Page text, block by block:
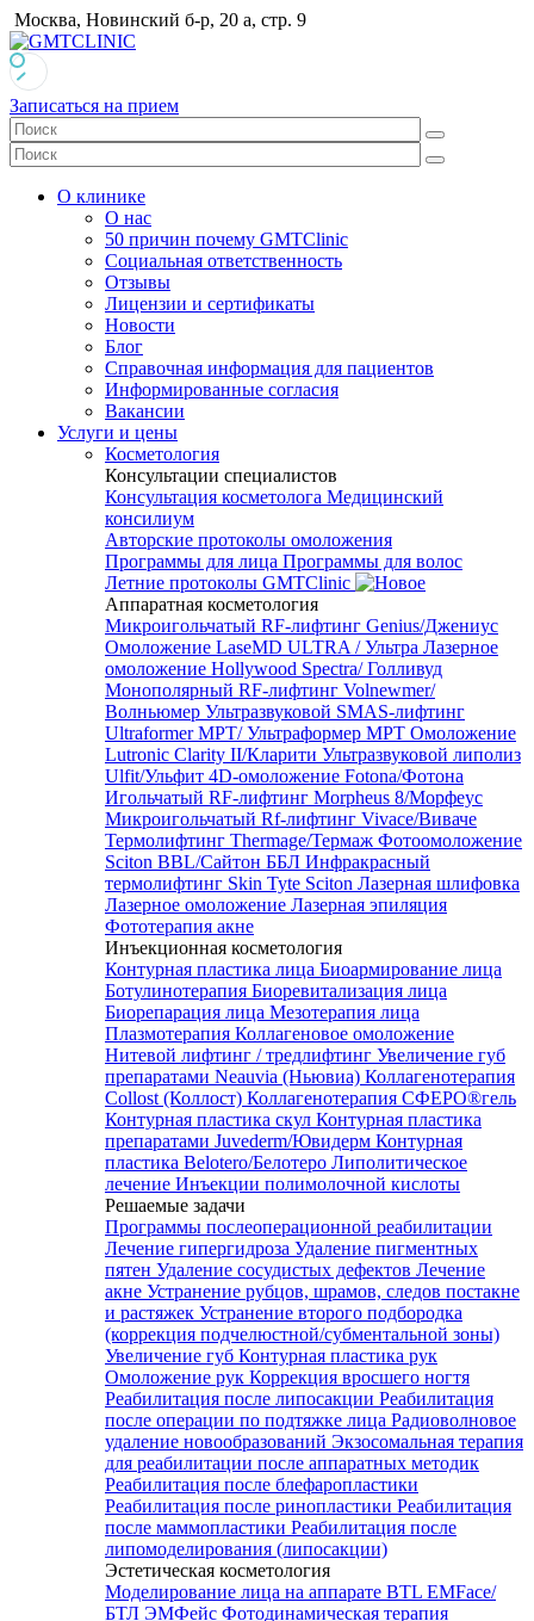
Москва, Новинский б-р, 20 а, стр. 9
Записаться на прием
О клинике
О нас
50 причин почему GMTClinic
Социальная ответственность
Отзывы
Лицензии и сертификаты
Новости
Блог
Справочная информация для пациентов
Информированные согласия
Вакансии
Услуги и цены
Косметология
Консультации специалистов
Консультация косметолога Медицинский
консилиум
Авторские протоколы омоложения
Программы для лица Программы для волос
Летние протоколы GMTClinic
Аппаратная косметология
Микроигольчатый RF-лифтинг Genius/Джениус
Омоложение LaseMD ULTRA / Ультра Лазерное
омоложение Hollywood Spectra/ Голливуд
Монополярный RF-лифтинг Volnewmer/
Волньюмер Ультразвуковой SMAS-лифтинг
Ultraformer MPT/ Ультраформер MPT Омоложение
Lutronic Clarity II/Кларити Ультразвуковой липолиз
Ulfit/Ульфит 4D-омоложение Fotona/Фотона
Игольчатый RF-лифтинг Morpheus 8/Морфеус
Микроигольчатый Rf-лифтинг Vivace/Виваче
Термолифтинг Thermage/Термаж Фотоомоложение
Sciton BBL/Сайтон ББЛ Инфракрасный
термолифтинг Skin Tyte Sciton Лазерная шлифовка
Лазерное омоложение Лазерная эпиляция
Фототерапия акне
Инъекционная косметология
Контурная пластика лица Биоармирование лица
Ботулинотерапия Биоревитализация лица
Биорепарация лица Мезотерапия лица
Плазмотерапия Коллагеновое омоложение
Нитевой лифтинг / тредлифтинг Увеличение губ
препаратами Neauvia (Ньювиа) Коллагенотерапия
Collost (Коллост) Коллагенотерапия СФЕРО®гель
Контурная пластика скул Контурная пластика
препаратами Juvederm/Ювидерм Контурная
пластика Belotero/Белотеро Липолитическое
лечение Инъекции полимолочной кислоты
Решаемые задачи
Программы послеоперационной реабилитации
Лечение гипергидроза Удаление пигментных
пятен Удаление сосудистых дефектов Лечение
акне Устранение рубцов, шрамов, следов постакне
и растяжек Устранение второго подбородка
(коррекция подчелюстной/субментальной зоны)
Увеличение губ Контурная пластика рук
Омоложение рук Коррекция вросшего ногтя
Реабилитация после липосакции Реабилитация
после операции по подтяжке лица Радиоволновое
удаление новообразований Экзосомальная терапия
для реабилитации после аппаратных методик
Реабилитация после блефаропластики
Реабилитация после ринопластики Реабилитация
после маммопластики Реабилитация после
липомоделирования (липосакции)
Эстетическая косметология
Моделирование лица на аппарате BTL EMFace/
БТЛ ЭМФейс Фотодинамическая терапия